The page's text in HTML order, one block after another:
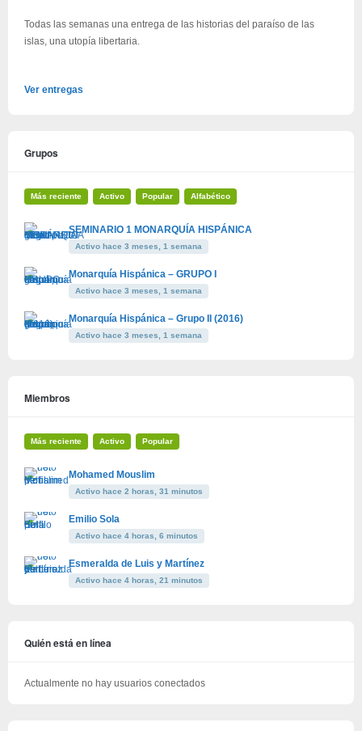
Todas las semanas una entrega de las historias del paraíso de las
islas, una utopía libertaria.
Ver entregas
Grupos
Más reciente Activo Popular Alfabético
SEMINARIO 1 MONARQUÍA HISPÁNICA
Activo hace 3 meses, 1 semana
Monarquía Hispánica – GRUPO I
Activo hace 3 meses, 1 semana
Monarquía Hispánica – Grupo II (2016)
Activo hace 3 meses, 1 semana
Miembros
Más reciente Activo Popular
Mohamed Mouslim
Activo hace 2 horas, 31 minutos
Emilio Sola
Activo hace 4 horas, 6 minutos
Esmeralda de Luis y Martínez
Activo hace 4 horas, 21 minutos
Quién está en línea
Actualmente no hay usuarios conectados